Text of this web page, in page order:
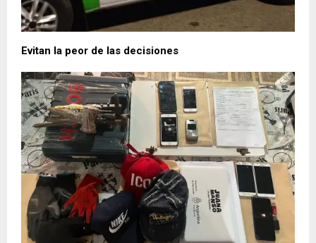
Evitan la peor de las decisiones